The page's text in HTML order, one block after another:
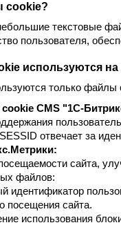
cookie?
текстовые
пользователя,
используются на
только файлы
CMS "1C-
отвечает за
сайта,
файлов:
идентификатор
посещения сайта.
использования